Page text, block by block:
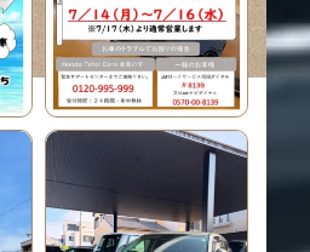
ステップワゴン
e:HEV SPADA P
REMIUM LINE B
LACK EDITION
詳細はこちら
情報を開く
詳細はこちら
情報を開く